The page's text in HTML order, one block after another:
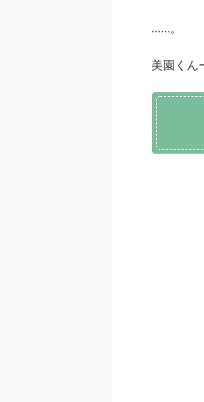
……。
美園くん